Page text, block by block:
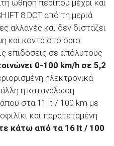
ώθηση περίπου μέχρι και
8 DCT από τη μεριά
αλλαγές και δεν διστάζει
και κοντά στο όριο
επιδόσεις σε απόλυτους
0-100 km/h σε 5,2
ηλεκτρονικά
η κατανάλωση
στα 11 lt / 100 km με
και παρατεταμένη
κάτω από τα 16 lt / 100